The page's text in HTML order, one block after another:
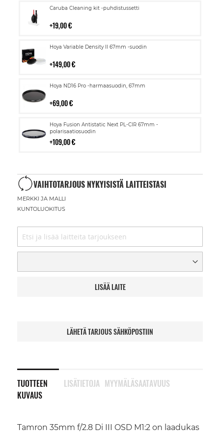
Caruba Cleaning kit -puhdistussetti
19,00 €
Lisää
Hoya Variable Density II 67mm -suodin
149,00 €
Lisää
Hoya ND16 Pro -harmaasuodin, 67mm
69,00 €
Lisää
Hoya Fusion Antistatic Next PL-CIR 67mm -
polarisaatiosuodin
109,00 €
Lisää
ostoskoriin
VAIHTOTARJOUS NYKYISISTÄ LAITTEISTASI
MERKKI JA MALLI
KUNTOLUOKITUS
LISÄÄ LAITE
LÄHETÄ TARJOUS SÄHKÖPOSTIIN
TUOTTEEN
KUVAUS
Tamron 35mm f/2.8 Di III OSD M1:2 on laadukas
LISÄTIETOJA MYYMÄLÄSAATAVUUS